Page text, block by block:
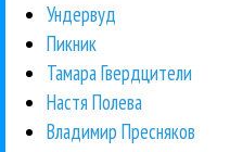
Ундервуд
Пикник
Тамара Гвердцители
Настя Полева
Владимир Пресняков